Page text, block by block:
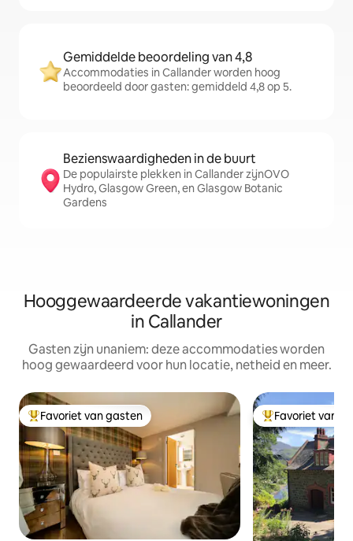
Gemiddelde beoordeling van 4,8
Accommodaties in Callander worden hoog
beoordeeld door gasten: gemiddeld 4,8 op 5.
Bezienswaardigheden in de buurt
De populairste plekken in Callander zijnOVO
Hydro, Glasgow Green, en Glasgow Botanic
Gardens
Hooggewaardeerde vakantiewoningen
in Callander
Gasten zijn unaniem: deze accommodaties worden
hoog gewaardeerd voor hun locatie, netheid en meer.
Topfavoriet van gasten
Favoriet van gasten Topfavoriet van
Favoriet van